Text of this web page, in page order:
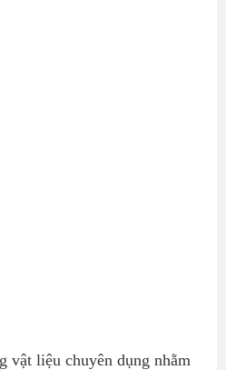
vật liệu chuyên dụng nhằm